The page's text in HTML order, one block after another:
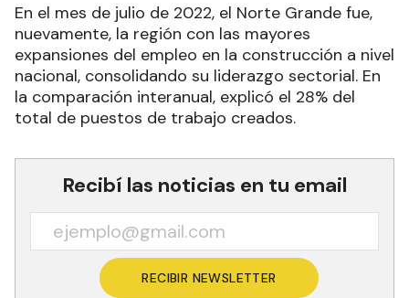
En el mes de julio de 2022, el Norte Grande fue,
nuevamente, la región con las mayores
expansiones del empleo en la construcción a nivel
nacional, consolidando su liderazgo sectorial. En
la comparación interanual, explicó el 28% del
total de puestos de trabajo creados.
Recibí las noticias en tu email
RECIBIR NEWSLETTER